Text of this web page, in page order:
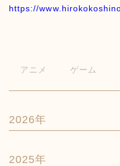
https://
アニメ ゲーム
2026年
2025年